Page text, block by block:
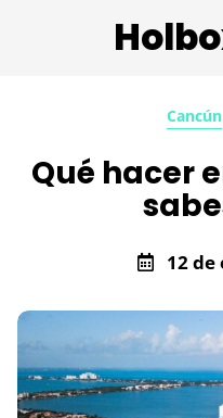
Cancún
Qué hacer
12 de